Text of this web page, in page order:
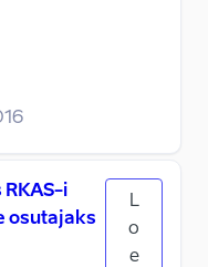
i
osutajaks
L
o
e